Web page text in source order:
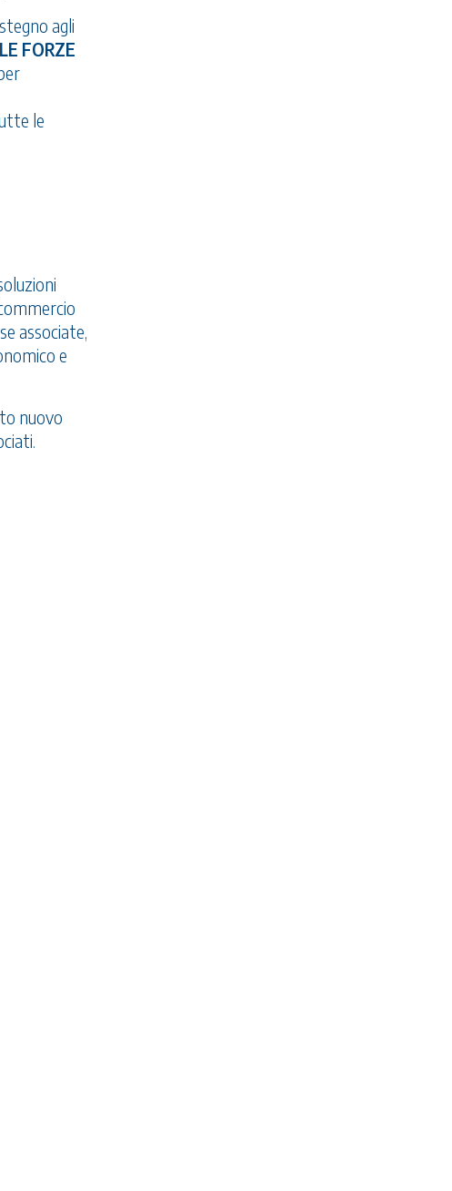
agli
FORZE
le
associate,
e
nuovo